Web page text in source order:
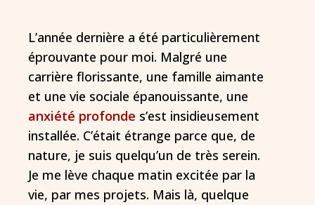
L’année dernière a été particulièrement
éprouvante pour moi. Malgré une
carrière florissante, une famille aimante
et une vie sociale épanouissante, une
anxiété profonde s’est insidieusement
installée. C’était étrange parce que, de
nature, je suis quelqu’un de très serein.
Je me lève chaque matin excitée par la
vie, par mes projets. Mais là, quelque